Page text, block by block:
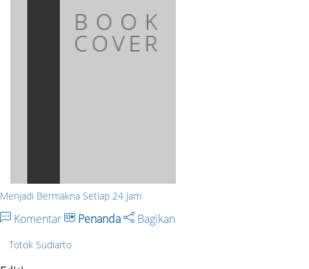
Menjadi Bermakna Setiap 24 Jam
Komentar Penanda Bagikan
Totok Sudiarto